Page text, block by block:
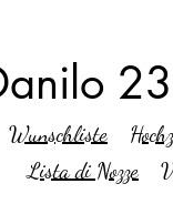
Wunschliste
ista di Nozze